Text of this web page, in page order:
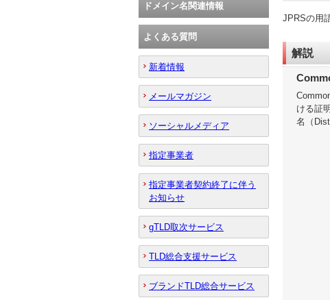
JPRSの用
解説
ける証
名（
ドメイン名関連情報
よくある質問
新着情報
メールマガジン
ソーシャルメディア
指定事業者
指定事業者契約終了に伴う
お知らせ
gTLD取次サービス
TLD総合支援サービス
ブランドTLD総合サービス